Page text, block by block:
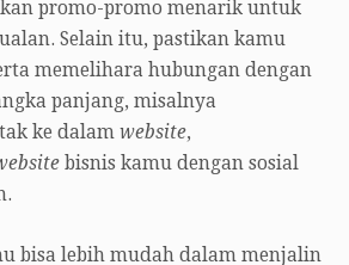
promo-promo menarik untuk
Selain itu, pastikan kamu
memelihara hubungan dengan
panjang, misalnya
ke dalam website,
bisnis kamu dengan sosial
bisa lebih mudah dalam menjalin